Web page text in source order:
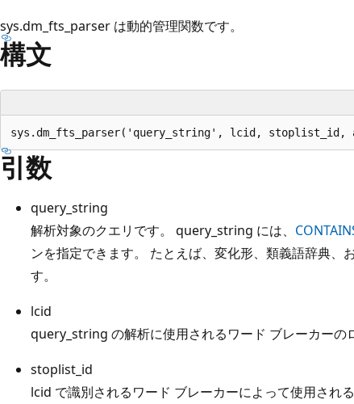
sys.dm_fts_parser は動的管理関数です。
構文
引数
query_string
解析対象のクエリです。 query_string には、
ンを指定できます。 たとえば、変化形、類義語辞典、
す。
lcid
query_string の解析に使用されるワード ブレーカーの
stoplist_id
lcid で識別されるワード ブレーカーによって使用され